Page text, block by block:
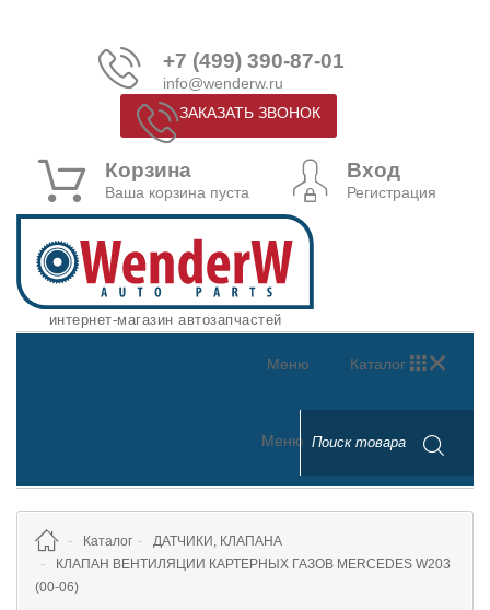
+7 (499) 390-87-01
info@wenderw.ru
ЗАКАЗАТЬ ЗВОНОК
Корзина
Ваша корзина пуста
Вход
Регистрация
интернет-магазин автозапчастей
Каталог
Меню
Меню
Каталог
ДАТЧИКИ, КЛАПАНА
КЛАПАН ВЕНТИЛЯЦИИ КАРТЕРНЫХ ГАЗОВ MERCEDES W203
(00-06)